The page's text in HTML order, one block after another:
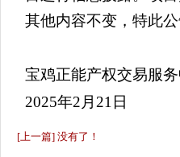
其他内容不变，特此公
宝鸡正能产权交易服
2025年2 月21 日
[上一篇] 没有了！